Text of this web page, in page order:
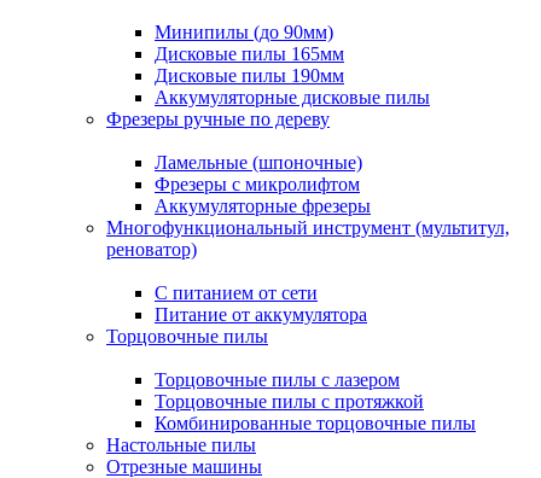
Минипилы (до 90мм)
Дисковые пилы 165мм
Дисковые пилы 190мм
Аккумуляторные дисковые пилы
Фрезеры ручные по дереву
Ламельные (шпоночные)
Фрезеры с микролифтом
Аккумуляторные фрезеры
Многофункциональный инструмент (мультитул,
реноватор)
С питанием от сети
Питание от аккумулятора
Торцовочные пилы
Торцовочные пилы с лазером
Торцовочные пилы с протяжкой
Комбинированные торцовочные пилы
Настольные пилы
Отрезные машины